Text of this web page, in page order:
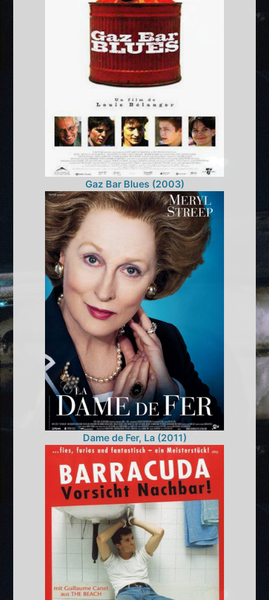
Gaz Bar Blues (2003)
Dame de Fer, La (2011)